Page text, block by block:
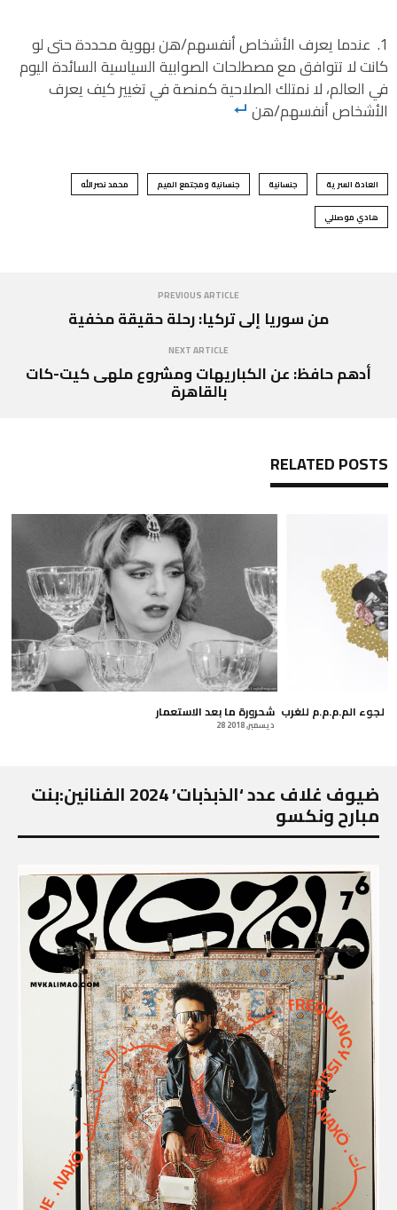
عندما يعرف الأشخاص أنفسهم/هن بهوية محددة حتى لو
كانت لا تتوافق مع مصطلحات الصوابية السياسية السائدة اليوم
في العالم، لا نمتلك الصلاحية كمنصة في تغيير كيف يعرف
الأشخاص أنفسهم/هن
العادة السرية جنسانية جنسانية ومجتمع الميم محمد نصرالله
هادي موصللي
PREVIOUS ARTICLE
من سوريا إلى تركيا: رحلة حقيقة مخفية
NEXT ARTICLE
أدهم حافظ: عن الكباريهات ومشروع ملهى كيت-كات
بالقاهرة
RELATED POSTS
شحرورة ما بعد الاستعمار
28 ديسمبر, 2018
حول لجوء الم.م.م.م للغرب
ضيوف غلاف عدد ‘الذبذبات’ 2024 الفنانين:بنت
مبارح ونكسو